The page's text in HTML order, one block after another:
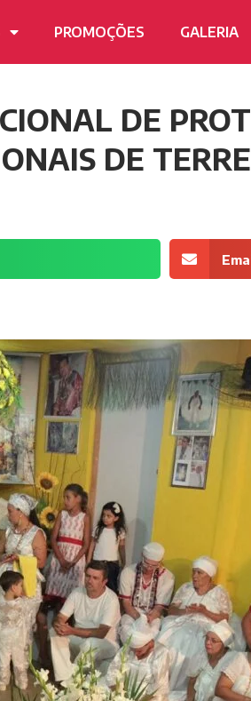
PROMOÇÕES GALERIA
DE
DE